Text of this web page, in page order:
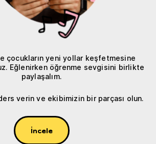
çocukların yeni yollar keşfetmesine
Eğlenirken öğrenme sevgisini birlikte
paylaşalım.
verin ve ekibimizin bir parçası olun.
İncele